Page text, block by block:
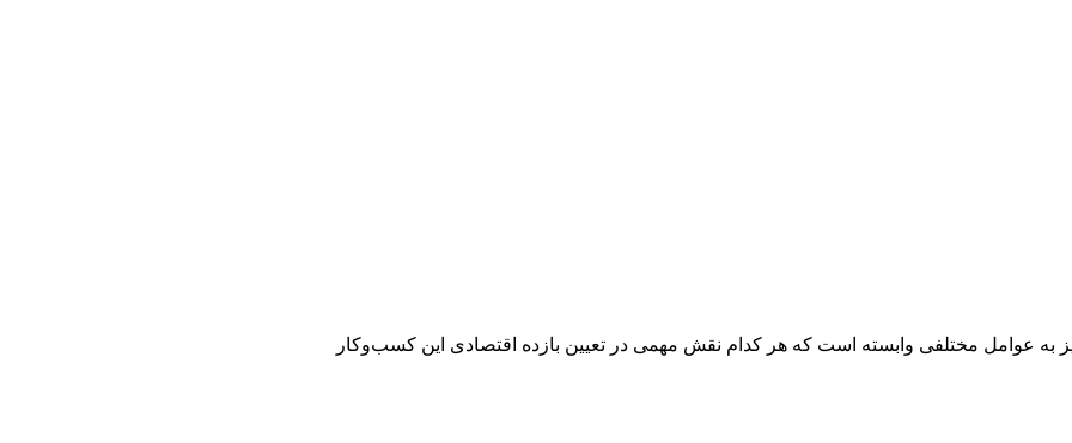
به عوامل مختلفی وابسته است که هر کدام نقش مهمی در تعیین بازده اقتصادی این کسب‌وکار